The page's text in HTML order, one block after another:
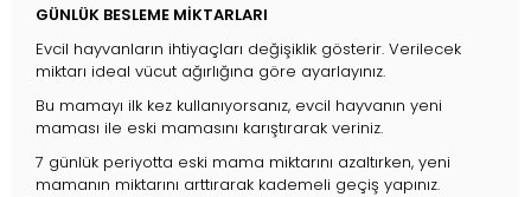
GÜNLÜK BESLEME MİKTARLARI
Evcil hayvanların ihtiyaçları değişiklik gösterir. Verilecek
miktarı ideal vücut ağırlığına göre ayarlayınız.
Bu mamayı ilk kez kullanıyorsanız, evcil hayvanın yeni
maması ile eski mamasını karıştırarak veriniz.
7 günlük periyotta eski mama miktarını azaltırken, yeni
mamanın miktarını arttırarak kademeli geçiş yapınız.